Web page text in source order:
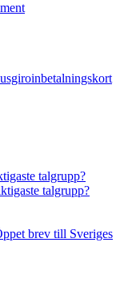
talgrupp?
talgrupp?
brev till Sveriges